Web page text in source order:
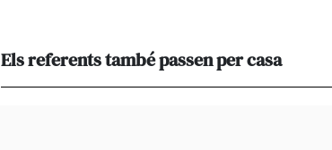
Els referents també passen per casa